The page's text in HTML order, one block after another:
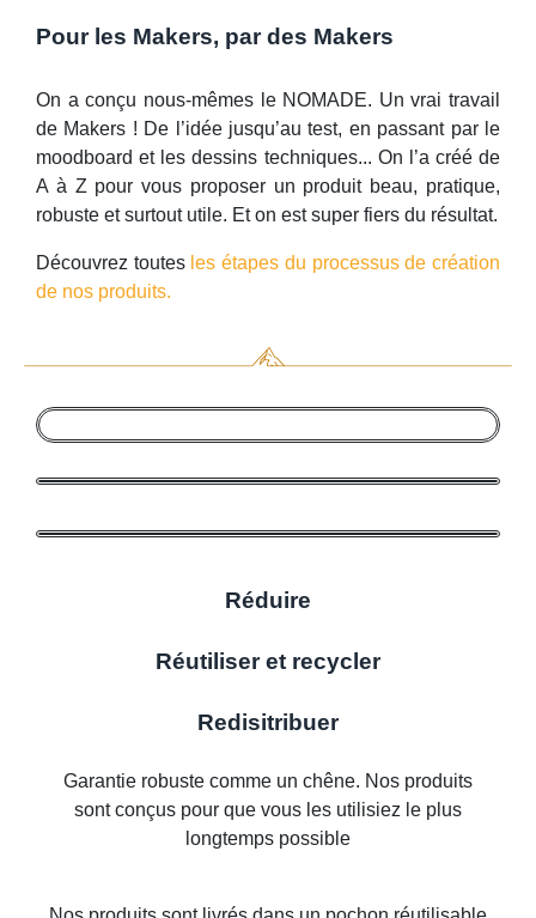
Pour les Makers, par des Makers
On a conçu nous-mêmes le NOMADE. Un vrai travail
de Makers ! De l’idée jusqu’au test, en passant par le
moodboard et les dessins techniques... On l’a créé de
A à Z pour vous proposer un produit beau, pratique,
robuste et surtout utile. Et on est super fiers du résultat.
Découvrez toutes les étapes du processus de création
de nos produits.
Réduire
Réutiliser et recycler
Redisitribuer
Garantie robuste comme un chêne. Nos produits
sont conçus pour que vous les utilisiez le plus
longtemps possible